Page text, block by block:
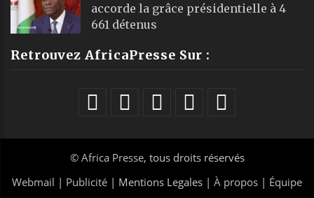
accorde la grâce présidentielle à 4
661 détenus
Retrouvez AfricaPresse Sur :
© Africa Presse, tous droits réservés
Webmail | Publicité | Mentions Legales | À propos | Équipe